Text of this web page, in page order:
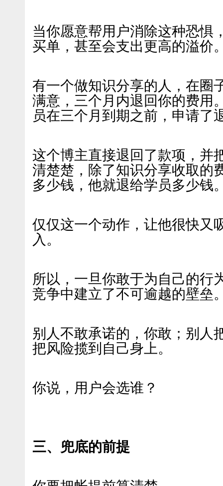
当你愿意帮用户消除这种恐惧
买单，甚至会支出更高的溢价
有一个做知识分享的人，在圈
满意，三个月内退回你的费用
员在三个月到期之前，申请了
这个博主直接退回了款项，并
清楚楚，除了知识分享收取的
多少钱，他就退给学员多少钱
仅仅这一个动作，让他很快又
入。
所以，一旦你敢于为自己的行
竞争中建立了不可逾越的壁垒
别人不敢承诺的，你敢；别人
把风险揽到自己身上。
你说，用户会选谁？
三、兜底的前提